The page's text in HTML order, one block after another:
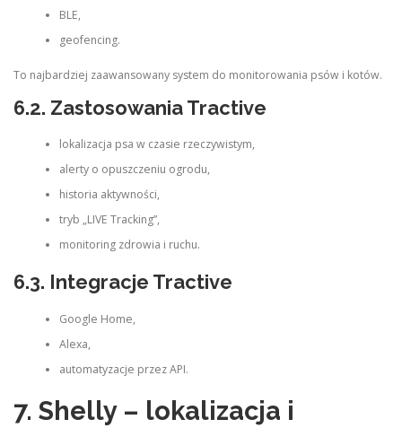
BLE,
geofencing.
To najbardziej zaawansowany system do monitorowania psów i kotów.
6.2. Zastosowania Tractive
lokalizacja psa w czasie rzeczywistym,
alerty o opuszczeniu ogrodu,
historia aktywności,
tryb „LIVE Tracking”,
monitoring zdrowia i ruchu.
6.3. Integracje Tractive
Google Home,
Alexa,
automatyzacje przez API.
7. Shelly – lokalizacja i